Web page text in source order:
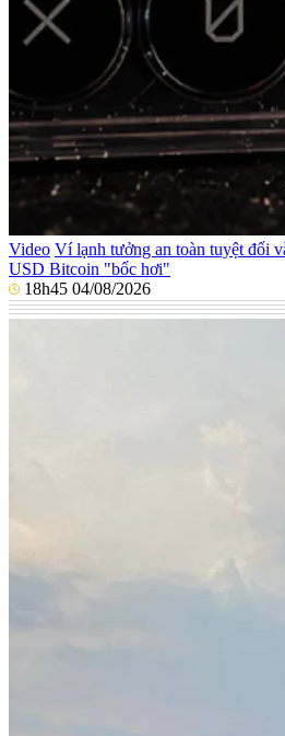
Video Ví lạnh tưởng an toàn tuyệt đối
USD Bitcoin "bốc hơi"
18h45 04/08/2026